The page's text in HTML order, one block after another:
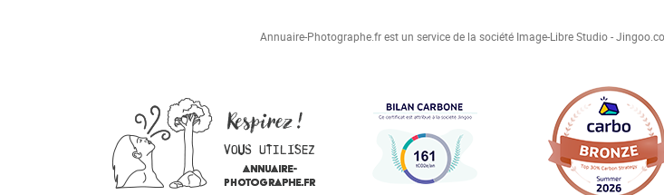
Annuaire-Photographe.fr est un service de la société Image-Libre Studio -